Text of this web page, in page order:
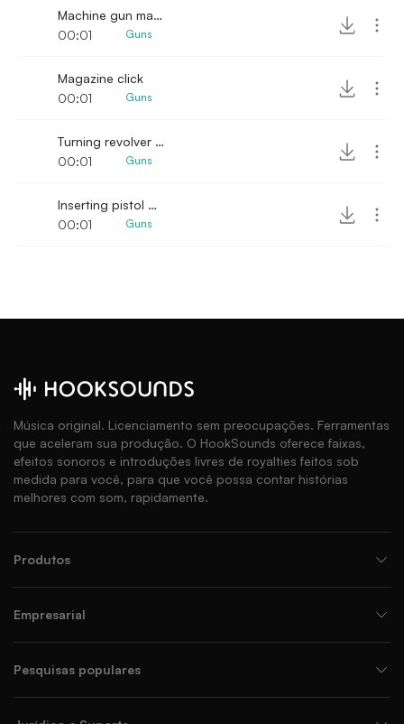
Machine gun magazine in
00:01
Guns
Magazine click
00:01
Guns
Turning revolver cylinder
00:01
Guns
Inserting pistol magazine 3
00:01
Guns
Música original. Licenciamento sem preocupações. Ferramentas
que aceleram sua produção. O HookSounds oferece faixas,
efeitos sonoros e introduções livres de royalties feitos sob
medida para você, para que você possa contar histórias
melhores com som, rapidamente.
Produtos
Empresarial
Pesquisas populares